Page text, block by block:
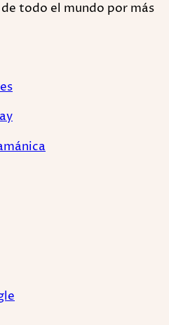
todo el mundo por más